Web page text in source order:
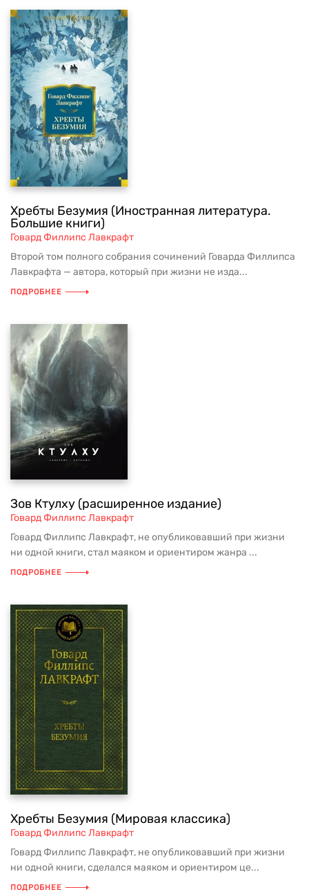
Хребты Безумия (Иностранная литература.
Большие книги)
Говард Филлипс Лавкрафт
Второй том полного собрания сочинений Говарда Филлипса
Лавкрафта — автора, который при жизни не изда...
ПОДРОБНЕЕ
Зов Ктулху (расширенное издание)
Говард Филлипс Лавкрафт
Говард Филлипс Лавкрафт, не опубликовавший при жизни
ни одной книги, стал маяком и ориентиром жанра ...
ПОДРОБНЕЕ
Хребты Безумия (Мировая классика)
Говард Филлипс Лавкрафт
Говард Филлипс Лавкрафт, не опубликовавший при жизни
ни одной книги, сделался маяком и ориентиром це...
ПОДРОБНЕЕ